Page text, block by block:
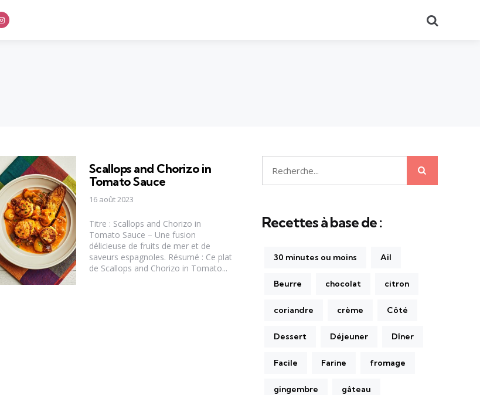
Scallops and Chorizo in
Tomato Sauce
16 août 2023
Titre : Scallops and Chorizo in
Tomato Sauce – Une fusion
délicieuse de fruits de mer et de
saveurs espagnoles. Résumé : Ce plat
de Scallops and Chorizo in Tomato...
Recherche
pour:
Recettes à base de :
30 minutes ou moins Ail
Beurre chocolat citron
coriandre crème Côté
Dessert Déjeuner Dîner
Facile Farine fromage
gingembre gâteau